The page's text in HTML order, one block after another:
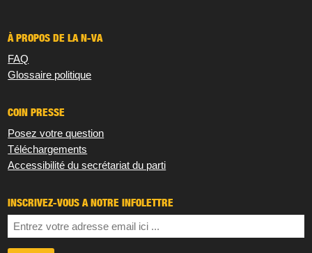
À PROPOS DE LA N-VA
FAQ
Glossaire politique
COIN PRESSE
Posez votre question
Téléchargements
Accessibilité du secrétariat du parti
INSCRIVEZ-VOUS À NOTRE INFOLETTRE